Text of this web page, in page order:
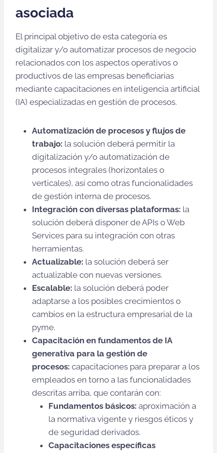
asociada
El principal objetivo de esta categoría es
digitalizar y/o automatizar procesos de negocio
relacionados con los aspectos operativos o
productivos de las empresas beneficiarias
mediante capacitaciones en inteligencia artificial
(IA) especializadas en gestión de procesos.
Automatización de procesos y flujos de
trabajo: la solución deberá permitir la
digitalización y/o automatización de
procesos integrales (horizontales o
verticales), así como otras funcionalidades
de gestión interna de procesos.
Integración con diversas plataformas: la
solución deberá disponer de APIs o Web
Services para su integración con otras
herramientas.
Actualizable: la solución deberá ser
actualizable con nuevas versiones.
Escalable: la solución deberá poder
adaptarse a los posibles crecimientos o
cambios en la estructura empresarial de la
pyme.
Capacitación en fundamentos de IA
generativa para la gestión de
procesos: capacitaciones para preparar a los
empleados en torno a las funcionalidades
descritas arriba, que contarán con:
Fundamentos básicos: aproximación a
la normativa vigente y riesgos éticos y
de seguridad derivados.
Capacitaciones específicas